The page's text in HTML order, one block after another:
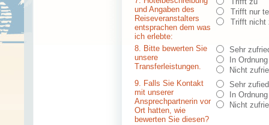
und Angaben des
Reiseveranstalters
entsprachen dem was
ich erlebte:
Trifft nur
Trifft nicht
8. Bitte bewerten Sie
unsere
Transferleistungen.
Sehr
In Ordnung
Nicht
9. Falls Sie Kontakt
mit unserer
Ansprechpartnerin vor
Ort hatten, wie
bewerten Sie diesen?
Sehr
In Ordnung
Nicht